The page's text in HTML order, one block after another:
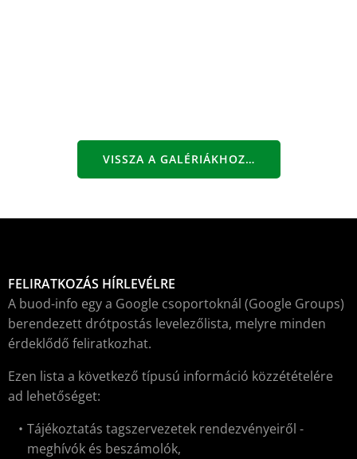
VISSZA A GALÉRIÁKHOZ…
FELIRATKOZÁS HÍRLEVÉLRE
A buod-info egy a Google csoportoknál (Google Groups)
berendezett drótpostás levelezőlista, melyre minden
érdeklődő feliratkozhat.
Ezen lista a következő típusú információ közzétételére
ad lehetőséget:
Tájékoztatás tagszervezetek rendezvényeiről -
meghívók és beszámolók,